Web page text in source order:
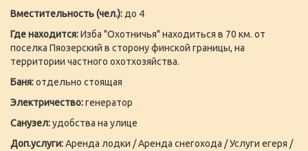
Вместительность (чел.): до 4
Где находится:Изба "Охотничья" находиться в 70 км. от
поселка Пяозерский в сторону финской границы, на
территории частного охотхозяйства.
Баня:отдельно стоящая
Электричество:генератор
Санузел:удобства на улице
Доп.услуги:Аренда лодки / Аренда снегохода / Услуги егеря /